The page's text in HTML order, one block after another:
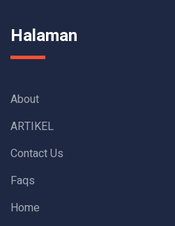
Halaman
About
ARTIKEL
Contact Us
Faqs
Home